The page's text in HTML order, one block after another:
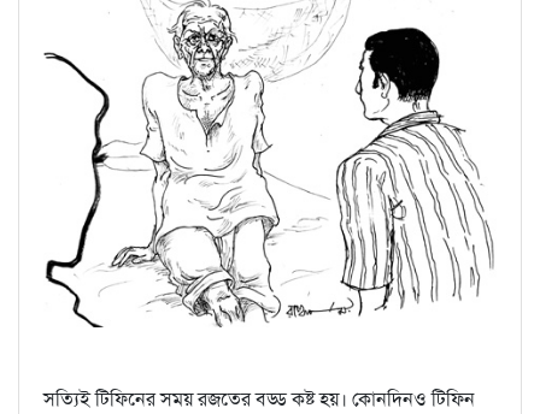
সত্যিই টিফিনের সময় রজতের বড্ড কষ্ট হয়। কোনদিনও টিফিন